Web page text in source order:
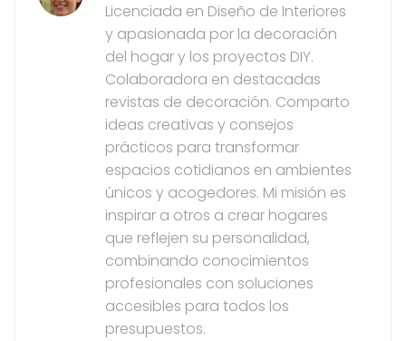
Licenciada en Diseño de Interiores
y apasionada por la decoración
del hogar y los proyectos DIY.
Colaboradora en destacadas
revistas de decoración. Comparto
ideas creativas y consejos
prácticos para transformar
espacios cotidianos en ambientes
únicos y acogedores. Mi misión es
inspirar a otros a crear hogares
que reflejen su personalidad,
combinando conocimientos
profesionales con soluciones
accesibles para todos los
presupuestos.